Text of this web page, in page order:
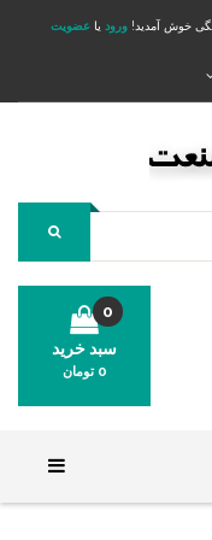
خوش آمدید! ورود یا عضویت
سبد خرید
0
0 تومان